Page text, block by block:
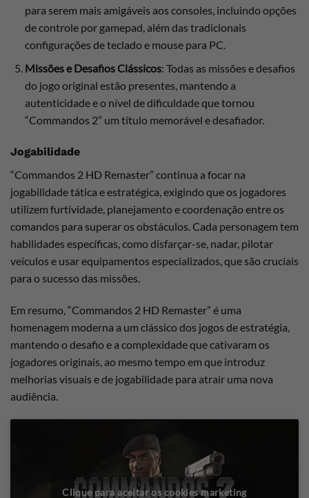
para serem mais amigáveis aos consoles, incluindo opções
de controle por gamepad, além das tradicionais
configurações de teclado e mouse para PC.
Missões e Desafios Clássicos: Todas as missões e desafios
do jogo original estão presentes, mantendo a
autenticidade e o nível de dificuldade que tornou
“Commandos 2” um título memorável e desafiador.
Jogabilidade
“Commandos 2 HD Remaster” continua a focar na
jogabilidade tática e estratégica, exigindo que os jogadores
utilizem furtividade, planejamento e coordenação entre os
comandos para superar os obstáculos. Cada personagem tem
habilidades específicas, como disfarçar-se, nadar, pilotar
veículos e usar equipamentos especializados, que são cruciais
para o sucesso das missões.
Em resumo, “Commandos 2 HD Remaster” é uma
homenagem moderna a um clássico dos jogos de estratégia,
mantendo o desafio e a complexidade que cativaram os
jogadores originais, ao mesmo tempo em que introduz
melhorias visuais e de jogabilidade para atrair uma nova
audiência.
Clique para aceitar os cookies marketing